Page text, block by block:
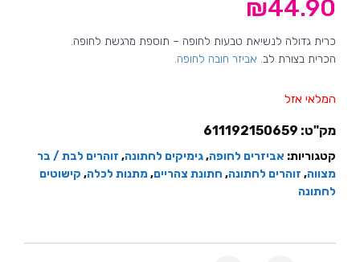
₪44.90
כרית גדולה לנשיאת טבעות לחופה – תוספת מרגשת לחופה.
הכרית בצורת לב. אביזר חובה לחופה.
המלאי אזל
מק"ט: 611192150659
קטגוריות: אביזרים לחופה,גימיקים לחתונה, זוהרים לבת / בר
מצווה, זוהרים לחתונה, חתונת צהריים,מתנות לכלה, קישוטים
לחתונה